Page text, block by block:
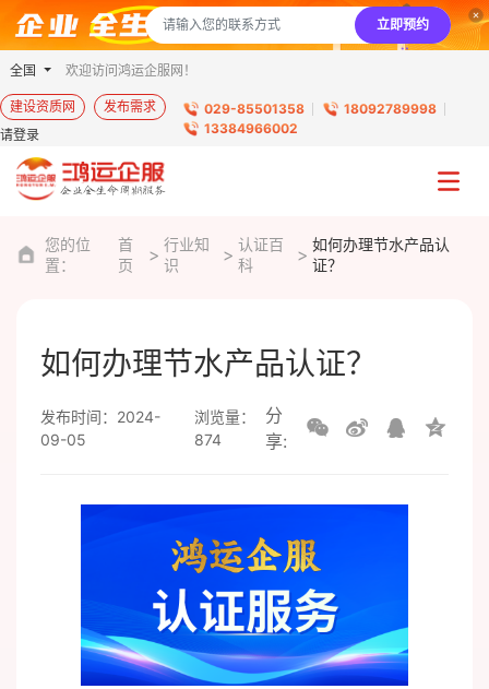
立即预约
全国 欢迎访问鸿运企服网！
建设资质网
发布需求
请登录
029-85501358
18092789998
13384966002
您的位
置：
首
页
行业知
识
认证百
科
如何办理节水产品认
证？
如何办理节水产品认证？
发布时间：2024-
09-05
浏览量：
874
分
享: